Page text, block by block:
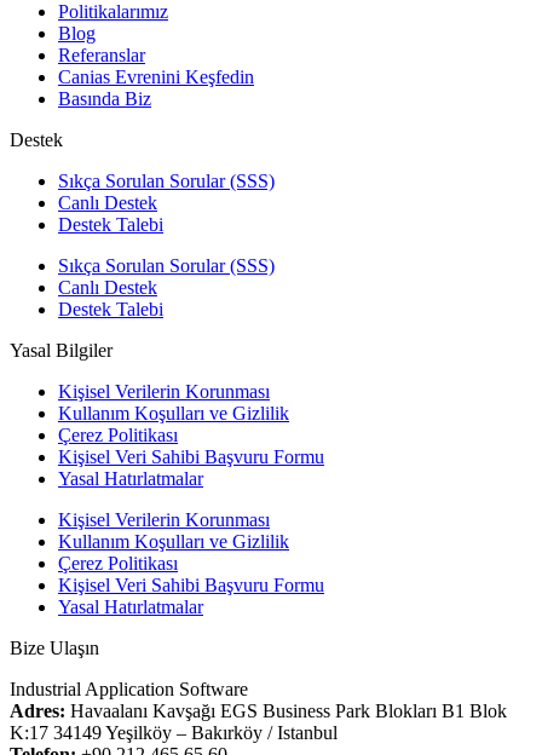
Politikalarımız
Blog
Referanslar
Canias Evrenini Keşfedin
Basında Biz
Destek
Sıkça Sorulan Sorular (SSS)
Canlı Destek
Destek Talebi
Sıkça Sorulan Sorular (SSS)
Canlı Destek
Destek Talebi
Yasal Bilgiler
Kişisel Verilerin Korunması
Kullanım Koşulları ve Gizlilik
Çerez Politikası
Kişisel Veri Sahibi Başvuru Formu
Yasal Hatırlatmalar
Kişisel Verilerin Korunması
Kullanım Koşulları ve Gizlilik
Çerez Politikası
Kişisel Veri Sahibi Başvuru Formu
Yasal Hatırlatmalar
Bize Ulaşın
Industrial Application Software
Adres: Havaalanı Kavşağı EGS Business Park Blokları B1 Blok
K:17 34149 Yeşilköy – Bakırköy / Istanbul